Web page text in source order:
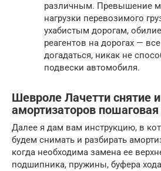
различным. Превышение
нагрузки перевозимого
ухабистым дорогам,
реагентов на дорогах —
догадаться, никак не
подвески автомобиля.
Шевроле Лачетти снятие
амортизаторов пошаговая
Далее я дам вам инструкцию, в
будем снимать и разбирать
когда необходима замена ее
подшипника, пружины, буфера